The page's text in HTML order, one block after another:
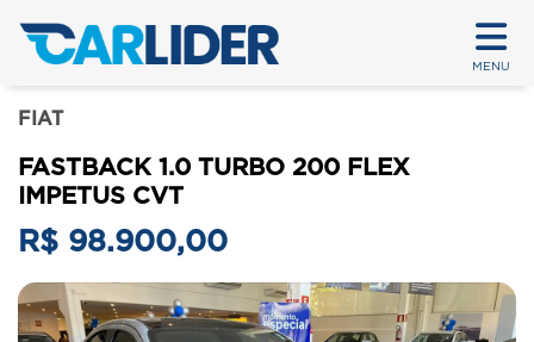
MENU
FIAT
FASTBACK 1.0 TURBO 200 FLEX
IMPETUS CVT
R$ 98.900,00